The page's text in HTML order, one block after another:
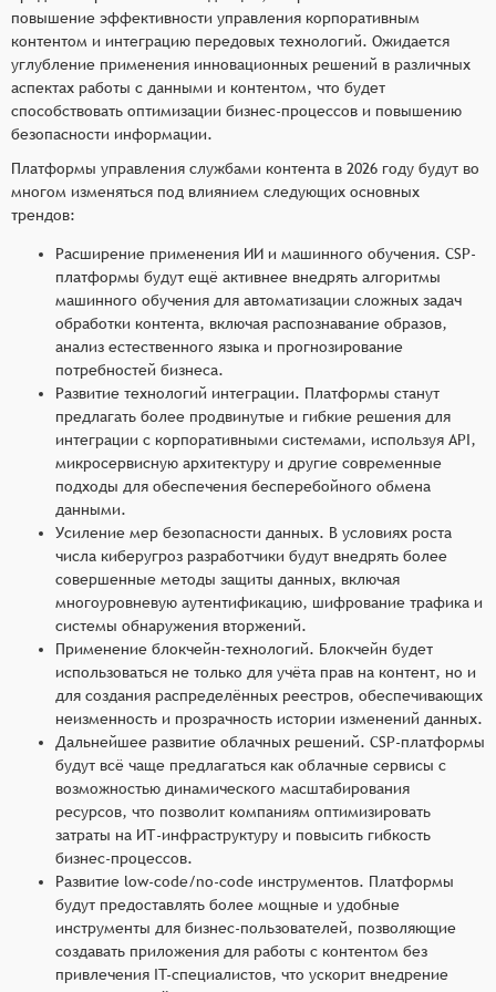
повышение эффективности управления корпоративным
контентом и интеграцию передовых технологий. Ожидается
углубление применения инновационных решений в различных
аспектах работы с данными и контентом, что будет
способствовать оптимизации бизнес-процессов и повышению
безопасности информации.
Платформы управления службами контента в 2026 году будут во
многом изменяться под влиянием следующих основных
трендов:
Расширение применения ИИ и машинного обучения. CSP-
платформы будут ещё активнее внедрять алгоритмы
машинного обучения для автоматизации сложных задач
обработки контента, включая распознавание образов,
анализ естественного языка и прогнозирование
потребностей бизнеса.
Развитие технологий интеграции. Платформы станут
предлагать более продвинутые и гибкие решения для
интеграции с корпоративными системами, используя API,
микросервисную архитектуру и другие современные
подходы для обеспечения бесперебойного обмена
данными.
Усиление мер безопасности данных. В условиях роста
числа киберугроз разработчики будут внедрять более
совершенные методы защиты данных, включая
многоуровневую аутентификацию, шифрование трафика и
системы обнаружения вторжений.
Применение блокчейн-технологий. Блокчейн будет
использоваться не только для учёта прав на контент, но и
для создания распределённых реестров, обеспечивающих
неизменность и прозрачность истории изменений данных.
Дальнейшее развитие облачных решений. CSP-платформы
будут всё чаще предлагаться как облачные сервисы с
возможностью динамического масштабирования
ресурсов, что позволит компаниям оптимизировать
затраты на ИТ-инфраструктуру и повысить гибкость
бизнес-процессов.
Развитие low-code/no-code инструментов. Платформы
будут предоставлять более мощные и удобные
инструменты для бизнес-пользователей, позволяющие
создавать приложения для работы с контентом без
привлечения IT-специалистов, что ускорит внедрение